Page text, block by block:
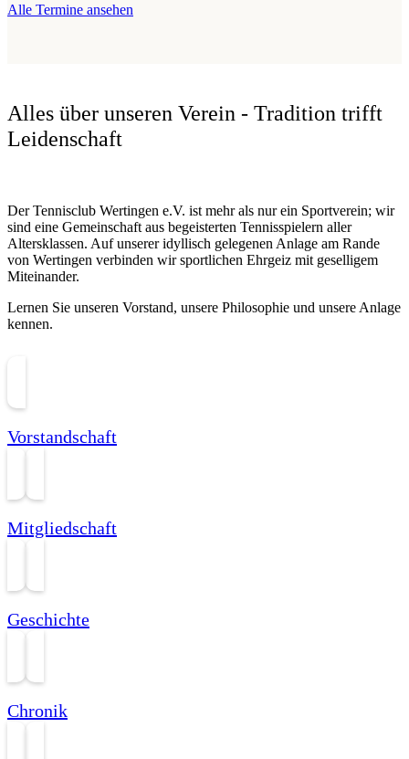
Alle Termine ansehen
Alles über unseren Verein - Tradition trifft
Leidenschaft
Der Tennisclub Wertingen e.V. ist mehr als nur ein Sportverein; wir
sind eine Gemeinschaft aus begeisterten Tennisspielern aller
Altersklassen. Auf unserer idyllisch gelegenen Anlage am Rande
von Wertingen verbinden wir sportlichen Ehrgeiz mit geselligem
Miteinander.
Lernen Sie unseren Vorstand, unsere Philosophie und unsere Anlage
kennen.
Vorstandschaft
Mitgliedschaft
Geschichte
Chronik